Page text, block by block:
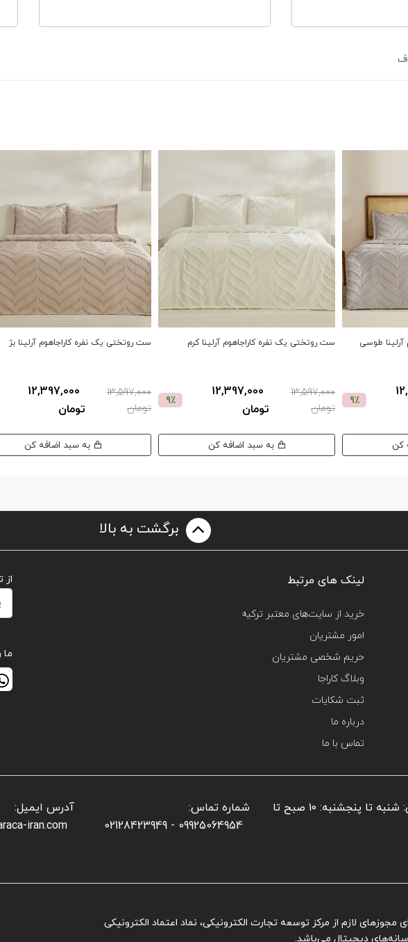
طوسی
9٪
ست روتختی یک نفره کاراجاهوم آرلینا کرم
13,597,000
تومان
12,397,000
تومان
9٪
به سبد اضافه کن
ست روتختی یک نفره کاراجاهوم آرلینا بژ
13,597,000
تومان
12,397,000
تومان
به سبد اضافه کن
برگشت به بالا
لینک های مرتبط
خرید از سایت‌های معتبر ترکیه
امور مشتریان
حریم شخصی مشتریان
وبلاگ کاراجا
ثبت شکایات
درباره ما
تماس با ما
ما
📌 ساعات کاری بخش فروش: شنبه تا پنجشنبه: ۱۰ صبح تا
شماره تماس:
09925064954 - 02128423949
آدرس ایمیل:
iran.com
مجوزهای لازم از مرکز توسعه تجارت الکترونیکی، نماد اعتماد الکترونیکی
دیجیتال می‌باشد.